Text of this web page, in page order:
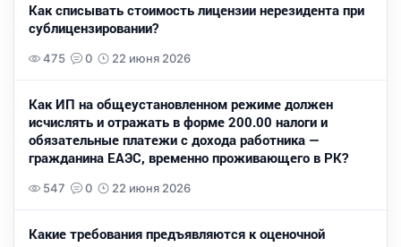
Как списывать стоимость лицензии нерезидента при
сублицензировании?
475 0 22 июня 2026
Как ИП на общеустановленном режиме должен
исчислять и отражать в форме 200.00 налоги и
обязательные платежи с дохода работника —
гражданина ЕАЭС, временно проживающего в РК?
547 0 22 июня 2026
Какие требования предъявляются к оценочной